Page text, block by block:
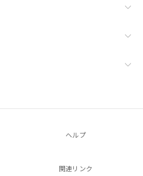
ヘルプ
関連リンク